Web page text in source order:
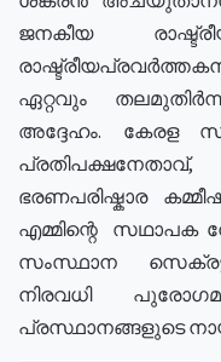
ജനകീയ
ഏറ്റവും
അദ്ദേഹം. കേരള
ഭരണപരിഷ്കാര
എമ്മിന്റെ സഥാപക
സംസ്ഥാന
നിരവധി
പ്രസ്ഥാനങ്ങളുടെ